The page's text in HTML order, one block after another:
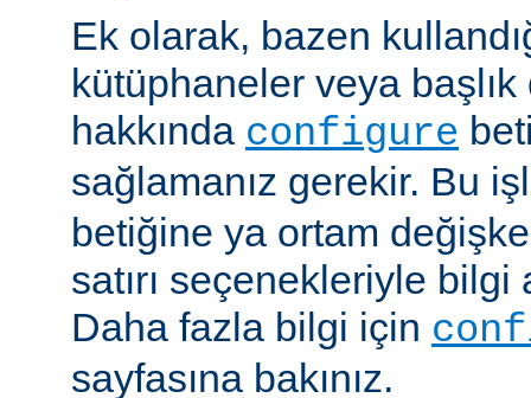
Ek olarak, bazen
kütüphaneler veya başlık
hakkında configure
sağlamanız gerekir. Bu
betiğine ya ortam
satırı seçenekleriyle bilgi
Daha fazla bilgi için
sayfasına bakınız.